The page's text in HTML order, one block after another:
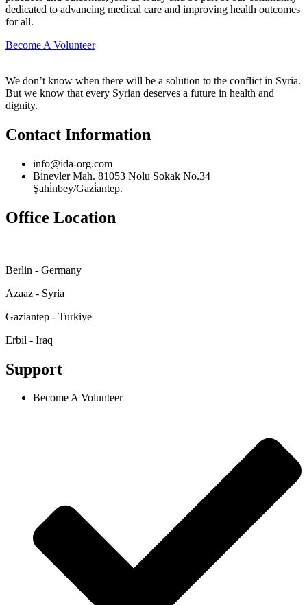
dedicated to advancing medical care and improving health outcomes
for all.
Become A Volunteer
We don’t know when there will be a solution to the conflict in Syria.
But we know that every Syrian deserves a future in health and
dignity.
Contact Information
info@ida-org.com
Bi̇nevler Mah. 81053 Nolu Sokak No.34
Şahi̇nbey/Gazi̇antep.
Office Location
Berlin - Germany
Azaaz - Syria
Gaziantep - Turkiye
Erbil - Iraq
Support
Become A Volunteer